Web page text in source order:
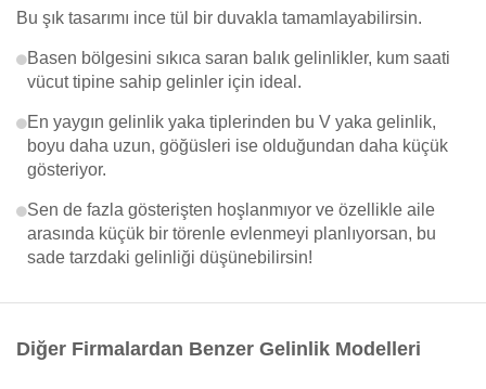
Bu şık tasarımı ince tül bir duvakla tamamlayabilirsin.
Basen bölgesini sıkıca saran balık gelinlikler, kum saati
vücut tipine sahip gelinler için ideal.
En yaygın gelinlik yaka tiplerinden bu V yaka gelinlik,
boyu daha uzun, göğüsleri ise olduğundan daha küçük
gösteriyor.
Sen de fazla gösterişten hoşlanmıyor ve özellikle aile
arasında küçük bir törenle evlenmeyi planlıyorsan, bu
sade tarzdaki gelinliği düşünebilirsin!
Diğer Firmalardan Benzer Gelinlik Modelleri